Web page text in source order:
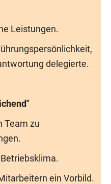
Leistungen.
delegierte.
Team zu
ein Vorbild.